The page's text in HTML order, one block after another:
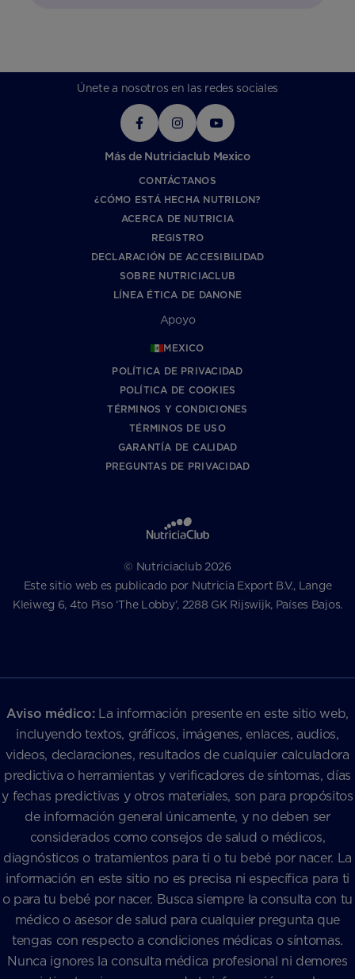
Únete a nosotros en las redes sociales
Más de Nutriciaclub Mexico
CONTÁCTANOS
¿CÓMO ESTÁ HECHA NUTRILON?
ACERCA DE NUTRICIA
REGISTRO
DECLARACIÓN DE ACCESIBILIDAD
SOBRE NUTRICIACLUB
LÍNEA ÉTICA DE DANONE
Apoyo
MEXICO
POLÍTICA DE PRIVACIDAD
POLÍTICA DE COOKIES
TÉRMINOS Y CONDICIONES
TÉRMINOS DE USO
GARANTÍA DE CALIDAD
PREGUNTAS DE PRIVACIDAD
© Nutriciaclub 2026
Este sitio web es publicado por Nutricia Export B.V., Lange
Kleiweg 6, 4to Piso ‘The Lobby’, 2288 GK Rijswijk, Países Bajos.
Aviso médico:La información presente en este sitio web,
incluyendo textos, gráficos, imágenes, enlaces, audios,
videos, declaraciones, resultados de cualquier calculadora
predictiva o herramientas y verificadores de síntomas, días
y fechas predictivas y otros materiales, son para propósitos
de información general únicamente, y no deben ser
considerados como consejos de salud o médicos,
diagnósticos o tratamientos para ti o tu bebé por nacer. La
información en este sitio no es precisa ni específica para ti
o para tu bebé por nacer. Busca siempre la consulta con tu
médico o asesor de salud para cualquier pregunta que
tengas con respecto a condiciones médicas o síntomas.
Nunca ignores la consulta médica profesional ni demores